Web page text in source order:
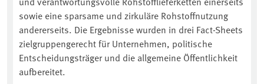
sowie eine sparsame und zirkuläre Rohstoffnutzung
andererseits. Die Ergebnisse wurden in drei Fact-Sheets
zielgruppengerecht für Unternehmen, politische
Entscheidungsträger und die allgemeine Öffentlichkeit
aufbereitet.